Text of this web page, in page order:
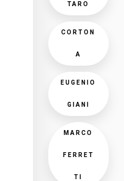
TARO
CORTON
A
EUGENIO
GIANI
MARCO
FERRET
TI